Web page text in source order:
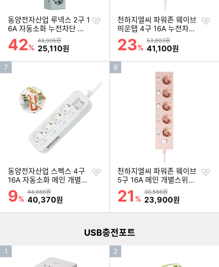
동양전자산업 루넥스 2구 1
6A 자동소화 누전차단 고
용량 멀티탭 (2m)
할인률
42%
상품금액
43,905원
할인금액
25,110원
찜
천하지엘씨 파워존 웨이브
띄운탭 4구 16A 누전차단
자동소화 고용량 멀티탭 (5
m)
할인률
23%
상품금액
53,803원
할인금액
41,100원
찜
인
7
동양전자산업 스펙스 4구
16A 자동소화 메인 개별스
위치 멀티탭 (5m)
할인률
9%
상품금액
44,666원
할인금액
40,370원
찜
인
8
천하지엘씨 파워존 웨이브
5구 16A 메인 개별스위치
자동소화 멀티탭 (3m)
할인률
21 %
상품금액
30,566원
할인금액
23,900원
찜
USB충전포트
인1
인
2